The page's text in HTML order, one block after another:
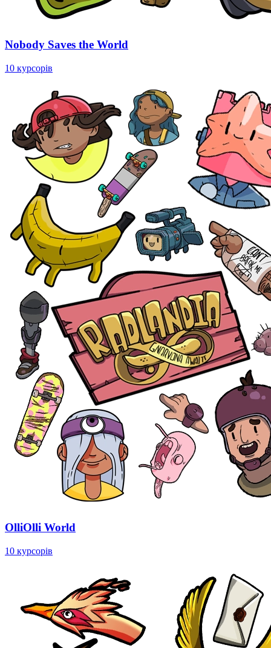
Nobody Saves the World
10 курсорів
OlliOlli World
10 курсорів